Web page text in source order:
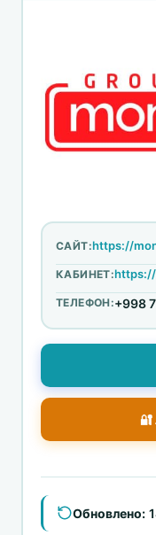
САЙТ:https://
КАБИНЕТ:
ТЕЛЕФОН:+998
🔐
Обновлено: